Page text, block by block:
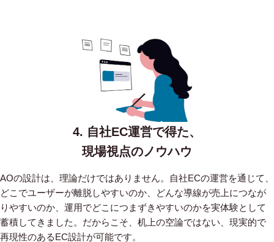
4. 自社EC運営で得た、
現場視点のノウハウ
AOの設計は、理論だけではありません。自社ECの運営を通じて、
どこでユーザーが離脱しやすいのか、どんな導線が売上につなが
りやすいのか、運用でどこにつまずきやすいのかを実体験として
蓄積してきました。だからこそ、机上の空論ではない、現実的で
再現性のあるEC設計が可能です。